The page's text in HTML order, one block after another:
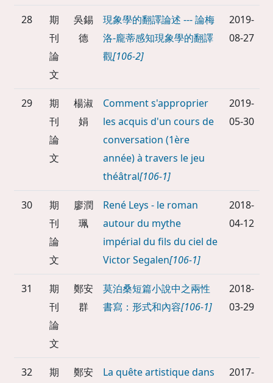
28
期
刊
論
文
吳錫
德
現象學的翻譯論述 --- 論梅
洛-龐蒂感知現象學的翻譯
觀[106-2]
2019-
08-27
29
期
刊
論
文
楊淑
娟
Comment s'approprier
les acquis d'un cours de
conversation (1ère
année) à travers le jeu
théâtral[106-1]
2019-
05-30
30
期
刊
論
文
廖潤
珮
René Leys - le roman
autour du mythe
impérial du fils du ciel de
Victor Segalen[106-1]
2018-
04-12
31
期
刊
論
文
鄭安
群
莫泊桑短篇小說中之兩性
書寫：形式和內容[106-1]
2018-
03-29
32
期
鄭安
La quête artistique dans
2017-